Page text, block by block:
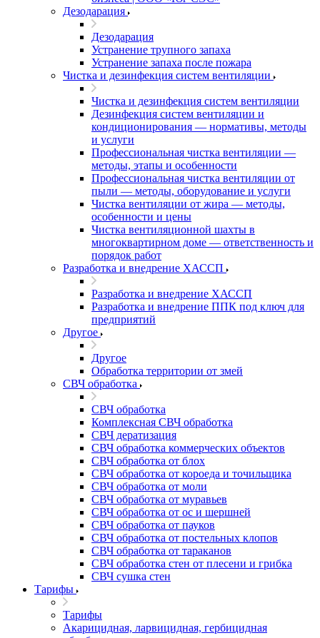
Дезодарация
Дезодарация
Устранение трупного запаха
Устранение запаха после пожара
Чистка и дезинфекция систем вентиляции
Чистка и дезинфекция систем вентиляции
Дезинфекция систем вентиляции и
кондиционирования — нормативы, методы
и услуги
Профессиональная чистка вентиляции —
методы, этапы и особенности
Профессиональная чистка вентиляции от
пыли — методы, оборудование и услуги
Чистка вентиляции от жира — методы,
особенности и цены
Чистка вентиляционной шахты в
многоквартирном доме — ответственность и
порядок работ
Разработка и внедрение ХАССП
Разработка и внедрение ХАССП
Разработка и внедрение ППК под ключ для
предприятий
Другое
Другое
Обработка территории от змей
СВЧ обработка
СВЧ обработка
Комплексная СВЧ обработка
СВЧ дератизация
СВЧ обработка коммерческих объектов
СВЧ обработка от блох
СВЧ обработка от короеда и точильщика
СВЧ обработка от моли
СВЧ обработка от муравьев
СВЧ обработка от ос и шершней
СВЧ обработка от пауков
СВЧ обработка от постельных клопов
СВЧ обработка от тараканов
СВЧ обработка стен от плесени и грибка
СВЧ сушка стен
Тарифы
Тарифы
Акарицидная, ларвицидная, гербицидная